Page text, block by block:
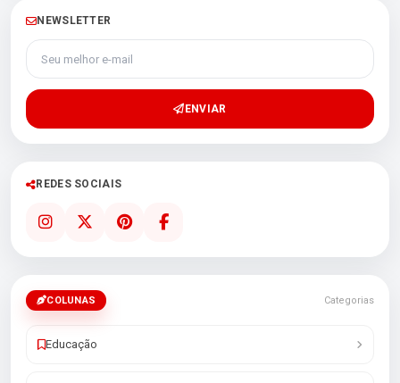
NEWSLETTER
Seu melhor e-mail
ENVIAR
REDES SOCIAIS
COLUNAS Categorias
Educação